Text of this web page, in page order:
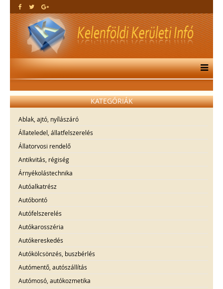
KATEGÓRIÁK
Ablak, ajtó, nyílászáró
Állateledel, állatfelszerelés
Állatorvosi rendelő
Antikvitás, régiség
Árnyékolástechnika
Autóalkatrész
Autóbontó
Autófelszerelés
Autókarosszéria
Autókereskedés
Autókölcsönzés, buszbérlés
Autómentő, autószállítás
Autómosó, autókozmetika